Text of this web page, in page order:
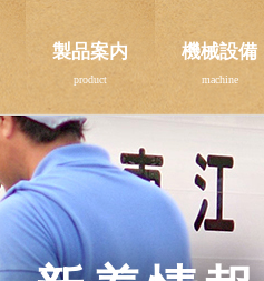
製品案内 機械設備